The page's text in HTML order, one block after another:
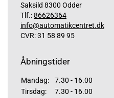
Saksild 8300 Odder
Tlf.:86626364
info@automatikcentret.dk
CVR: 31 58 89 95
Åbningstider
Mandag:
7.30 - 16.00
Tirsdag:
7.30 - 16.00